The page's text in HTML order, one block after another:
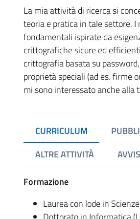
La mia attività di ricerca si
teoria e pratica in tale settore.
fondamentali ispirate da
crittografiche sicure ed
crittografia basata su
proprietà speciali (ad es. firme
mi sono interessato anche
CURRICULUM
ALTRE ATTIVITÀ
Formazione
Laurea con lode in